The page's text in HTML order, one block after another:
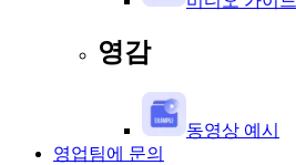
영감
동영상 예시
영업팀에 문의